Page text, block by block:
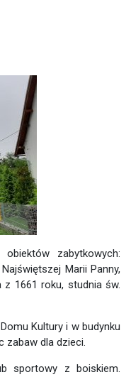
zabytkowych:
Marii Panny,
z 1661 roku, studnia św.
Kultury i w budynku
zabaw dla dzieci.
sportowy z boiskiem.